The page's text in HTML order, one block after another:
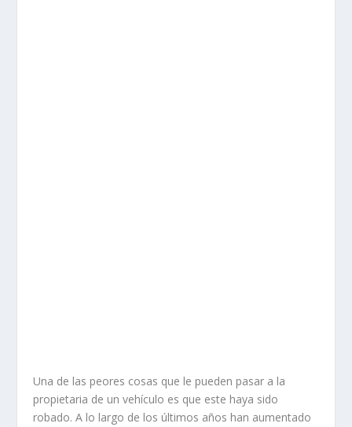
Una de las peores cosas que le pueden pasar a la
propietaria de un vehículo es que este haya sido
robado. A lo largo de los últimos años han aumentado